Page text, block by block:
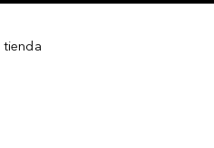
tienda